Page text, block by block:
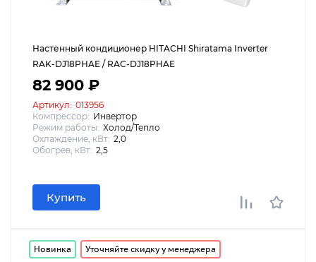
Настенный кондиционер HITACHI Shiratama Inverter
RAK-DJ18PHAE / RAC-DJ18PHAE
82 900 ₽
Артикул: 013956
Компрессор: Инвертор
Режим работы: Холод/Тепло
Охлаждение, кВт: 2,0
Обогрев, кВт: 2,5
Купить
Новинка Уточняйте скидку у менеджера